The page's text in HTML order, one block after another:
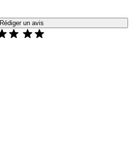
Rédiger un avis